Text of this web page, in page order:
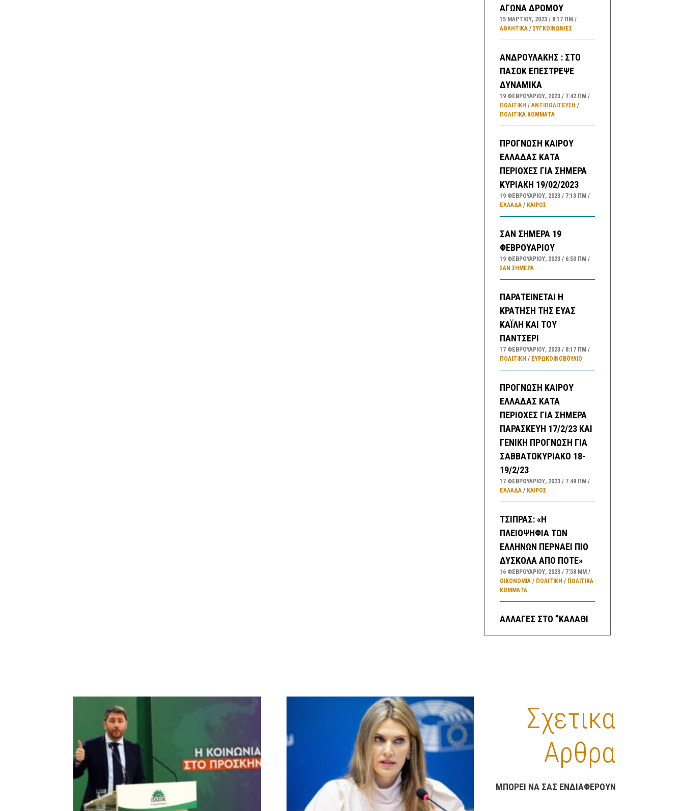
ΑΓΩΝΑ ΔΡΟΜΟΥ
15 ΜΑΡΤΊΟΥ, 2023 8:17 ΠΜ
ΑΘΛΗΤΙΚΑ/ ΣΥΓΚΟΙΝΩΝΊΕΣ
ΑΝΔΡΟΥΛΑΚΗΣ : ΣΤΟ
ΠΑΣΟΚ ΕΠΕΣΤΡΕΨΕ
ΔΥΝΑΜΙΚΑ
19 ΦΕΒΡΟΥΑΡΊΟΥ, 2023 7:42 ΠΜ
ΠΟΛΙΤΙΚΗ /ΑΝΤΙΠΟΛΊΤΕΥΣΗ /
ΠΟΛΙΤΙΚΆ ΚΌΜΜΑΤΑ
ΠΡΟΓΝΩΣΗ ΚΑΙΡΟΥ
ΕΛΛΑΔΑΣ ΚΑΤΑ
ΠΕΡΙΟΧΕΣ ΓΙΑ ΣΗΜΕΡΑ
ΚΥΡΙΑΚΗ 19/02/2023
19 ΦΕΒΡΟΥΑΡΊΟΥ, 2023 7:13 ΠΜ
ΕΛΛΑΔA/ ΚΑΙΡΌΣ
ΣΑΝ ΣΗΜΕΡΑ 19
ΦΕΒΡΟΥΑΡΙΟΥ
19 ΦΕΒΡΟΥΑΡΊΟΥ, 2023 6:50 ΠΜ
ΣΑΝ ΣΉΜΕΡΑ
ΠΑΡΑΤΕΙΝΕΤΑΙ Η
ΚΡΑΤΗΣΗ ΤΗΣ ΕΥΑΣ
ΚΑΪΛΗ ΚΑΙ ΤΟΥ
ΠΑΝΤΣΕΡΙ
17 ΦΕΒΡΟΥΑΡΊΟΥ, 2023 8:17 ΠΜ
ΠΟΛΙΤΙΚΗ / ΕΥΡΩΚΟΙΝΟΒΟΥΛΙΟ
ΠΡΟΓΝΩΣΗ ΚΑΙΡΟΥ
ΕΛΛΑΔΑΣ ΚΑΤΑ
ΠΕΡΙΟΧΕΣ ΓΙΑ ΣΗΜΕΡΑ
ΠΑΡΑΣΚΕΥΗ 17/2/23 ΚΑΙ
ΓΕΝΙΚΗ ΠΡΟΓΝΩΣΗ ΓΙΑ
ΣΑΒΒΑΤΟΚΥΡΙΑΚΟ 18-
19/2/23
17 ΦΕΒΡΟΥΑΡΊΟΥ, 2023 7:49 ΠΜ
ΕΛΛΑΔA/ ΚΑΙΡΌΣ
ΤΣΙΠΡΑΣ: «Η
ΠΛΕΙΟΨΗΦΙΑ ΤΩΝ
ΕΛΛΗΝΩΝ ΠΕΡΝΑΕΙ ΠΙΟ
ΔΥΣΚΟΛΑ ΑΠΟ ΠΟΤΕ»
16 ΦΕΒΡΟΥΑΡΊΟΥ, 2023 7:58 ΜΜ
ΟΙΚΟΝΟΜΙΑ/ ΠΟΛΙΤΙΚΗ / ΠΟΛΙΤΙΚΆ
ΚΌΜΜΑΤΑ
ΑΛΛΑΓΕΣ ΣΤΟ ”ΚΑΛΑΘΙ
ΤΟΥ ΝΟΙΚΟΚΥΡΙΟΥ” – ΤΙ
ΠΡΟΓΝΩΣΗ ΚΑΙΡΟΥ
ΕΛΛΑΔΑΣ ΓΙΑ ΚΑΤΑ
ΠΕΡΙΟΧΕΣ ΓΙΑ ΣΗΜΕΡΑ
ΠΕΜΠΤΗ ΚΑΙ ΑΥΡΙΟ
ΓΕΝΙΚΗ ΠΡΟΓΝΩΣΗ ΓΙΑ
Σχετικα
Αρθρα
ΜΠΟΡΕΙ ΝΑ ΣΑΣ ΕΝΔΙΑΦΕΡΟΥΝ